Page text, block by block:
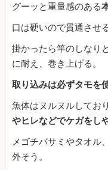
グーッと重量感のある
口は硬いので貫通させ
掛かったら竿のしなり
に耐え、巻き上げる。
取り込みは必ずタモを使
魚体はヌルヌルしており
やヒレなどでケガをし
メゴチバサミやタオル
外そう。